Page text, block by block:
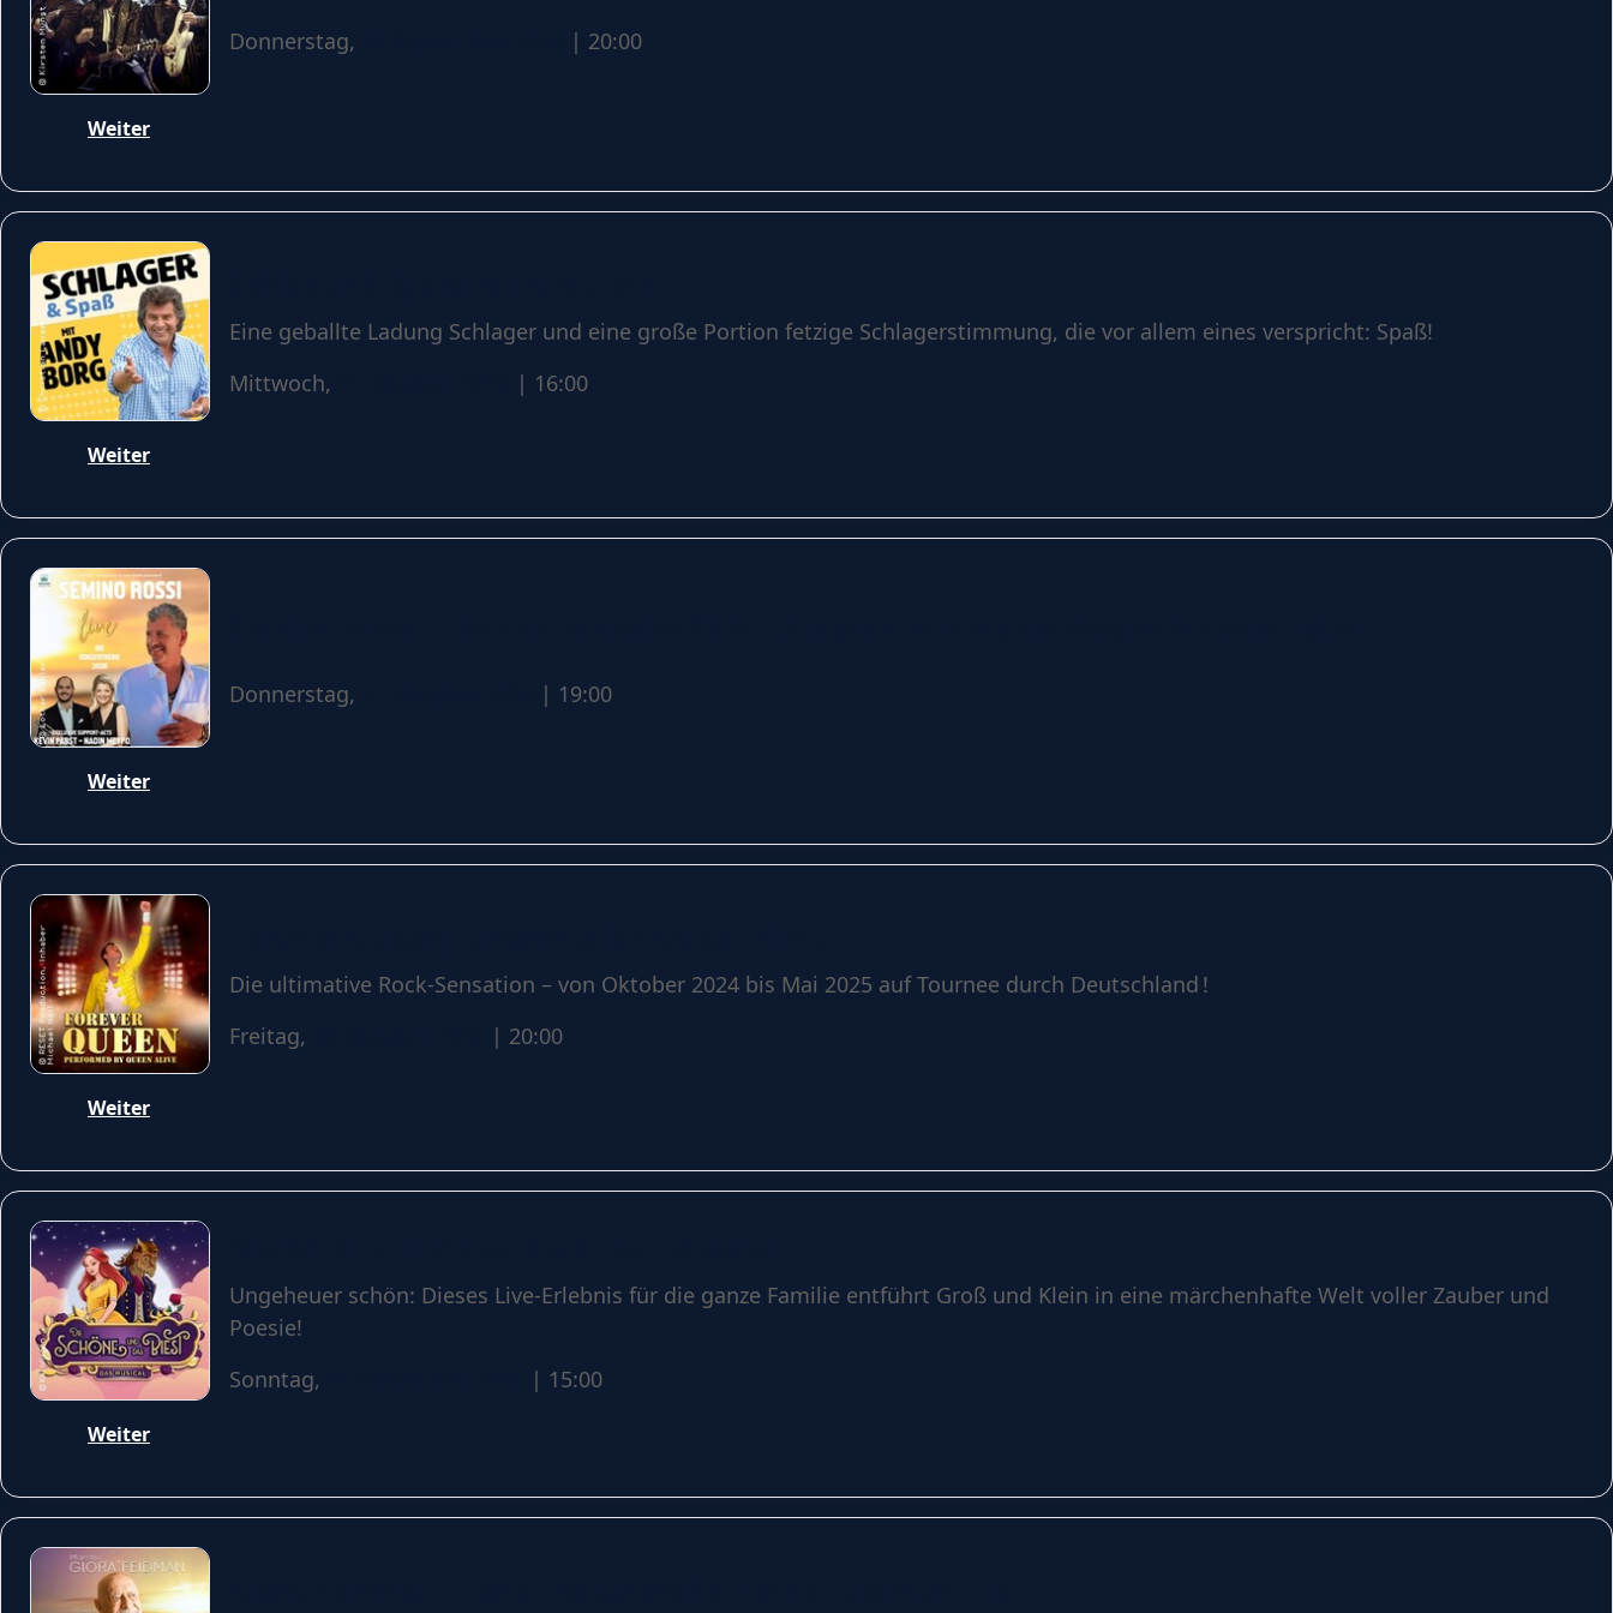
Donnerstag, | 20:00
Weiter
Eine geballte Ladung Schlager und eine große Portion fetzige Schlagerstimmung, die vor allem eines verspricht: Spaß!
Mittwoch,
| 16:00
Weiter
Donnerstag, | 19:00
Weiter
Die ultimative Rock-Sensation – von Oktober 2024 bis Mai 2025 auf Tournee durch Deutschland !
Freitag,
| 20:00
Weiter
Ungeheuer schön: Dieses Live-Erlebnis für die ganze Familie entführt Groß und Klein in eine märchenhafte Welt voller Zauber und
Poesie!
Sonntag,
| 15:00
Weiter